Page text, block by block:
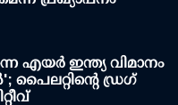
എയര്‍ ഇന്ത്യ വിമാനം
പൈലറ്റിന്റെ ഡ്രഗ്